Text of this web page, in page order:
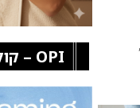
OPI – קולקציית אביב 25